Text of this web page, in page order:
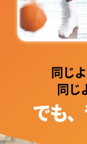
同じ
同じ
でも